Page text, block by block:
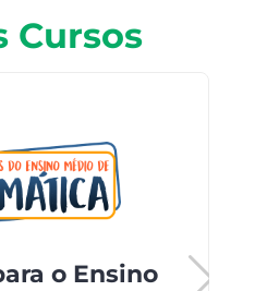
Cursos
o Ensino